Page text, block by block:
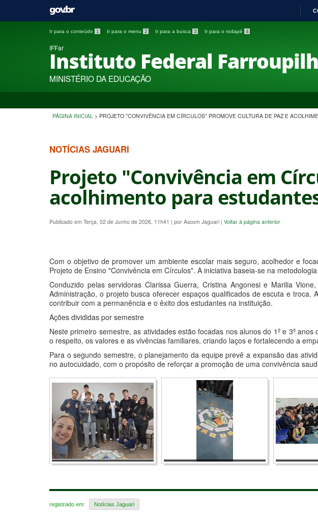
Ir para o conteúdo 1 Ir para o menu 2 Ir para a busca 3 Ir para o rodapé 4
IFFar
Instituto Federal
MINISTÉRIO DA EDUCAÇÃO
PÁGINA INICIAL > PROJETO "CONVIVÊNCIA EM CÍRCULOS" PROMOVE CULTURA DE PAZ E
NOTÍCIAS JAGUARI
Projeto "Convivência em
acolhimento para
Publicado em Terça, 02 de Junho de 2026, 11h41 | por Ascom Jaguari | Voltar à página anterior
Com o objetivo de promover um ambiente escolar mais seguro, acolhedor e
Projeto de Ensino "Convivência em Círculos". A iniciativa baseia-se na
Conduzido pelas servidoras Clarissa Guerra, Cristina Angonesi e Marilia
Administração, o projeto busca oferecer espaços qualificados de escuta e
contribuir com a permanência e o êxito dos estudantes na instituição.
Ações divididas por semestre
Neste primeiro semestre, as atividades estão focadas nos alunos do 1º e 3º
o respeito, os valores e as vivências familiares, criando laços e fortalecendo a
Para o segundo semestre, o planejamento da equipe prevê a expansão das
no autocuidado, com o propósito de reforçar a promoção de uma convivência
registrado em: Notícias Jaguari